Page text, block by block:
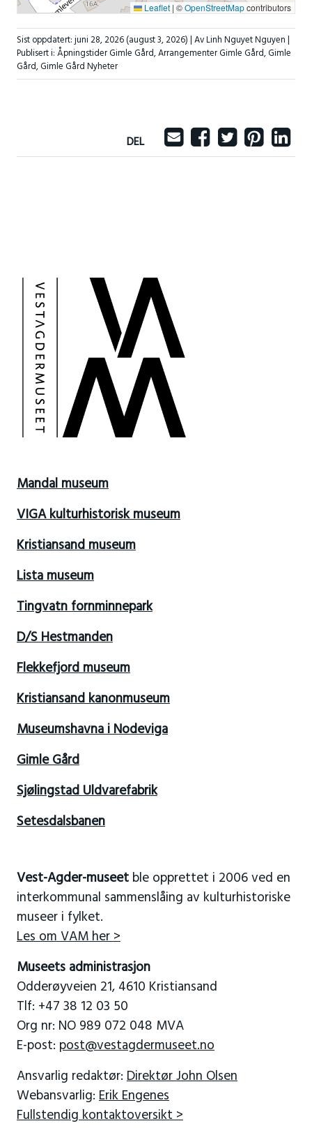
Leaflet | ©OpenStreetMapcontributors
Sist oppdatert:juni 28, 2026(august 3, 2026)| Av Linh Nguyet Nguyen |
Publisert i:Åpningstider Gimle Gård,Arrangementer Gimle Gård,Gimle
Gård,Gimle Gård Nyheter
DEL
Mandal museum
VIGA kulturhistorisk museum
Kristiansand museum
Lista museum
Tingvatn fornminnepark
D/S Hestmanden
Flekkefjord museum
Kristiansand kanonmuseum
Museumshavna i Nodeviga
Gimle Gård
Sjølingstad Uldvarefabrik
Setesdalsbanen
Vest-Agder-museetble opprettet i 2006 ved en
interkommunal sammenslåing av kulturhistoriske
museer i fylket.
Les om VAM her >
Museets administrasjon
Odderøyveien 21, 4610 Kristiansand
Tlf: +47 38 12 03 50
Org nr: NO 989 072 048 MVA
E-post: post@vestagdermuseet.no
Ansvarlig redaktør: Direktør John Olsen
Webansvarlig: Erik Engenes
Fullstendig kontaktoversikt >